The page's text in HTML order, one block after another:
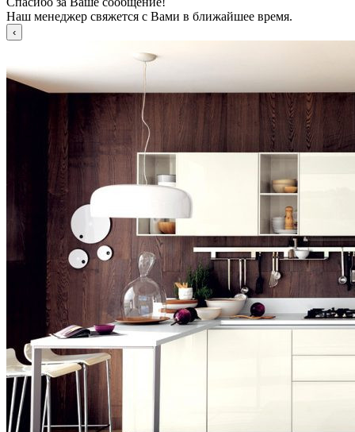
Наш менеджер свяжется с Вами в ближайшее время.